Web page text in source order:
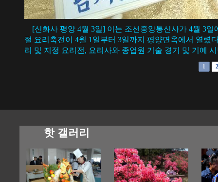
[신화사 평양 4월 3일] 이는 조선중앙통신사가 4월 3일
절 요리축전이 4월 1일부터 3일까지 평양면옥에서 열렸
리 및 지정 요리전, 요리사와 종업원 기술 경기 및 기예
1 2
핫 갤러리